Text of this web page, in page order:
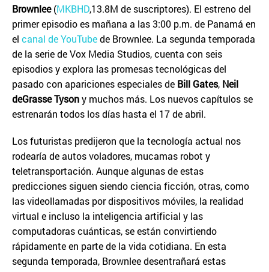
Brownlee(MKBHD,13.8M de suscriptores). El estreno del
primer episodio es mañana a las 3:00 p.m. de Panamá en
el canal de YouTubede Brownlee. La segunda temporada
de la serie de Vox Media Studios, cuenta con seis
episodios y explora las promesas tecnológicas del
pasado con apariciones especiales de Bill Gates, Neil
deGrasse Tysony muchos más. Los nuevos capítulos se
estrenarán todos los días hasta el 17 de abril.
Los futuristas predijeron que la tecnología actual nos
rodearía de autos voladores, mucamas robot y
teletransportación. Aunque algunas de estas
predicciones siguen siendo ciencia ficción, otras, como
las videollamadas por dispositivos móviles, la realidad
virtual e incluso la inteligencia artificial y las
computadoras cuánticas, se están convirtiendo
rápidamente en parte de la vida cotidiana. En esta
segunda temporada, Brownlee desentrañará estas